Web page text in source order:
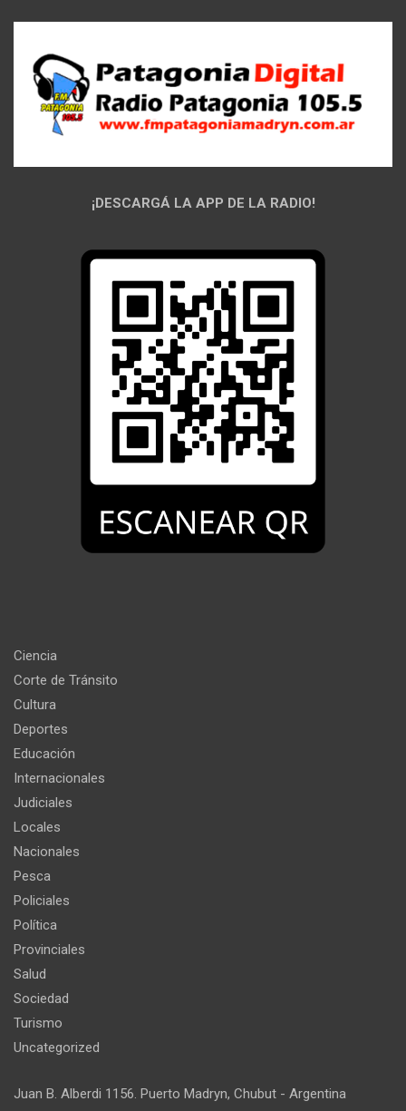
¡DESCARGÁ LA APP DE LA RADIO!
Ciencia
Corte de Tránsito
Cultura
Deportes
Educación
Internacionales
Judiciales
Locales
Nacionales
Pesca
Policiales
Política
Provinciales
Salud
Sociedad
Turismo
Uncategorized
Juan B. Alberdi 1156. Puerto Madryn, Chubut - Argentina